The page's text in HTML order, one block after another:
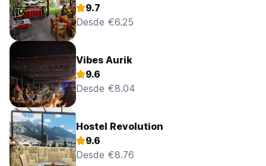
9.7
Desde €6.25
Vibes Aurik
9.6
Desde €8.04
Hostel Revolution
9.6
Desde €8.76